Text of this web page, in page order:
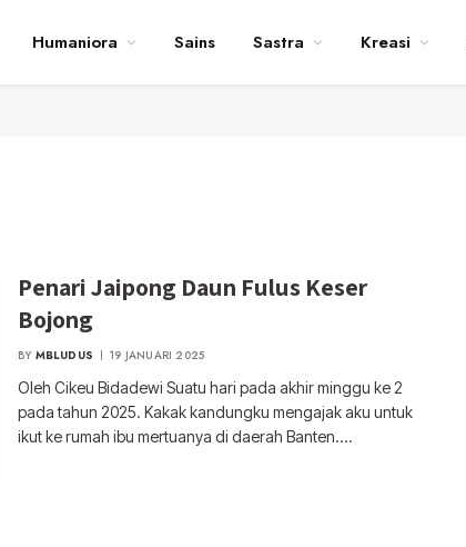
Humaniora Sains Sastra Kreasi
Penari Jaipong Daun Fulus Keser
Bojong
BY MBLUDUS 19 JANUARI 2025
Oleh Cikeu Bidadewi Suatu hari pada akhir minggu ke 2
pada tahun 2025. Kakak kandungku mengajak aku untuk
ikut ke rumah ibu mertuanya di daerah Banten.…